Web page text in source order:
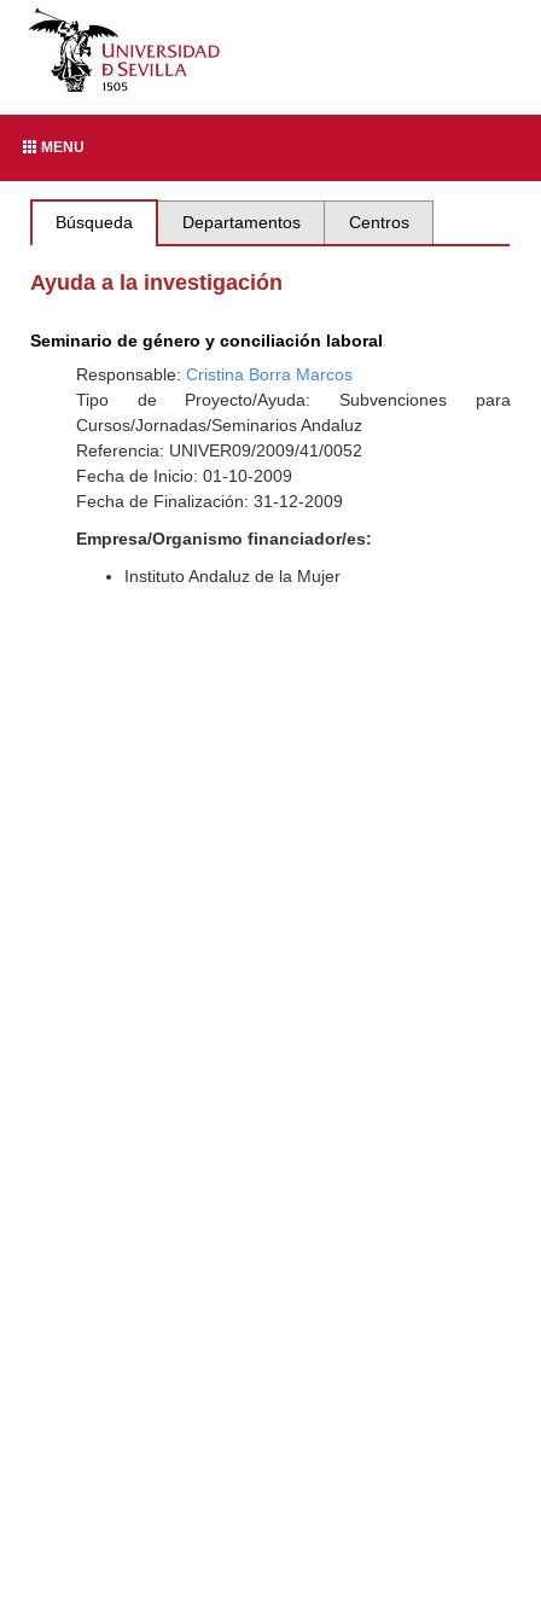
MENU
Búsqueda Departamentos Centros
Ayuda a la investigación
Seminario de género y conciliación laboral
Responsable: Cristina Borra Marcos
Tipo de Proyecto/Ayuda: Subvenciones para
Cursos/Jornadas/Seminarios Andaluz
Referencia: UNIVER09/2009/41/0052
Fecha de Inicio: 01-10-2009
Fecha de Finalización: 31-12-2009
Empresa/Organismo financiador/es:
Instituto Andaluz de la Mujer